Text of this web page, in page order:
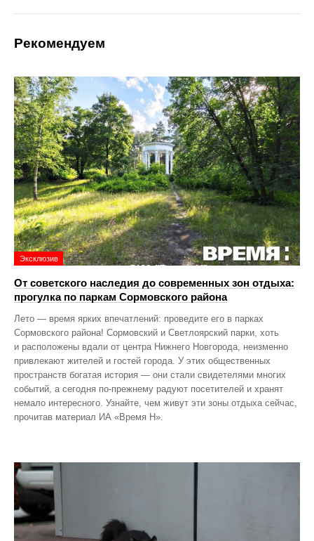
Рекомендуем
Эксклюзив
От советского наследия до современных зон отдыха:
прогулка по паркам Сормовского района
Лето — время ярких впечатлений: проведите его в парках
Сормовского района! Сормовский и Светлоярский парки, хоть
и расположены вдали от центра Нижнего Новгорода, неизменно
привлекают жителей и гостей города. У этих общественных
пространств богатая история — они стали свидетелями многих
событий, а сегодня по‑прежнему радуют посетителей и хранят
немало интересного. Узнайте, чем живут эти зоны отдыха сейчас,
прочитав материал ИА «Время Н».